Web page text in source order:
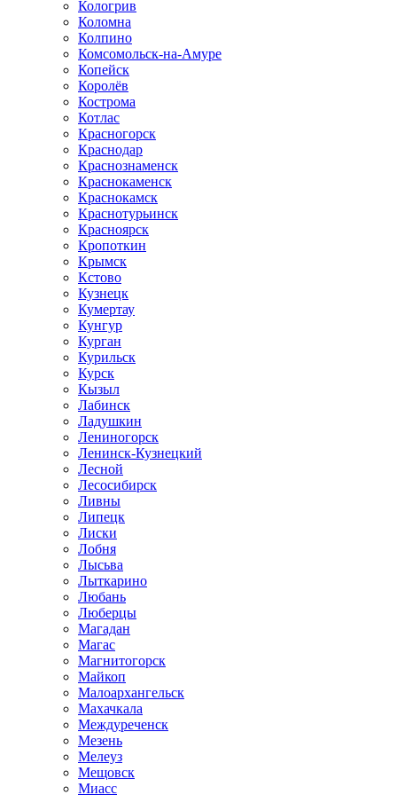
Кологрив
Коломна
Колпино
Комсомольск-на-Амуре
Копейск
Королёв
Кострома
Котлас
Красногорск
Краснодар
Краснознаменск
Краснокаменск
Краснокамск
Краснотурьинск
Красноярск
Кропоткин
Крымск
Кстово
Кузнецк
Кумертау
Кунгур
Курган
Курильск
Курск
Кызыл
Лабинск
Ладушкин
Лениногорск
Ленинск-Кузнецкий
Лесной
Лесосибирск
Ливны
Липецк
Лиски
Лобня
Лысьва
Лыткарино
Любань
Люберцы
Магадан
Магас
Магнитогорск
Майкоп
Малоархангельск
Махачкала
Междуреченск
Мезень
Мелеуз
Мещовск
Миасс